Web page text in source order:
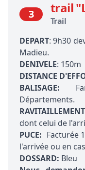
3 trail
Trail
DEPART: 9h30
Madieu.
DENIVELE: 150m
DISTANCE
BALISAGE:
Départements.
dont celui de
PUCE: Facturée
l'arrivée ou en
DOSSARD: Bleu